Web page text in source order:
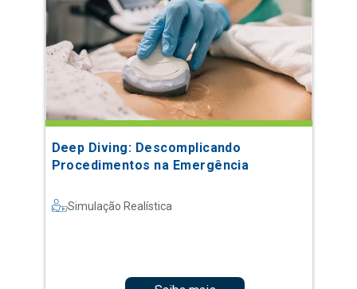
Deep Diving: Descomplicando
Procedimentos na Emergência
Simulação Realística